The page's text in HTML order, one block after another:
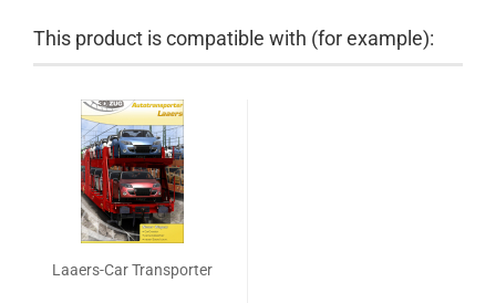
This product is compatible with (for example):
Laaers-Car Transporter